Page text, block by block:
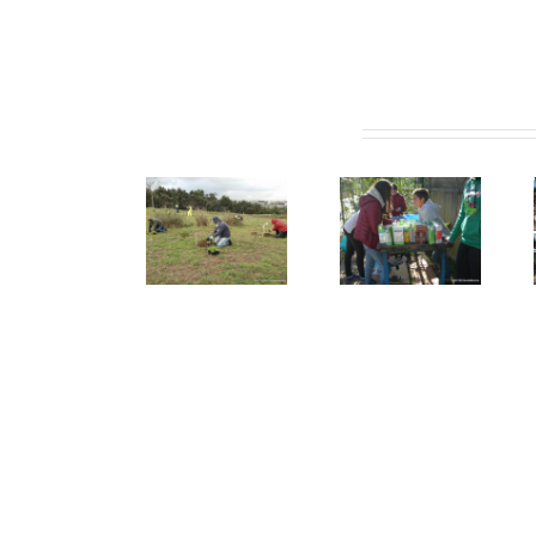
AE Fontes
Pereira de
Melo leva o
FUTURO a
todos os
Plantas da
EB do
Castro
seguem
para o